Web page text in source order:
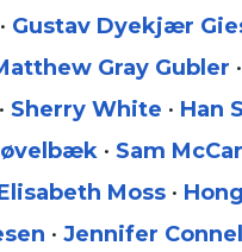
• Gustav Dyekjær
Gray Gubler •
• Sherry White • Han
• Sam
Moss •
• Jennifer